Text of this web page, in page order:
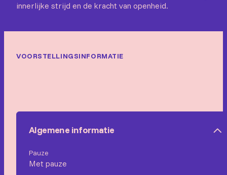
innerlijke strijd en de kracht van openheid.
VOORSTELLINGSINFORMATIE
Algemene informatie
Pauze
Met pauze